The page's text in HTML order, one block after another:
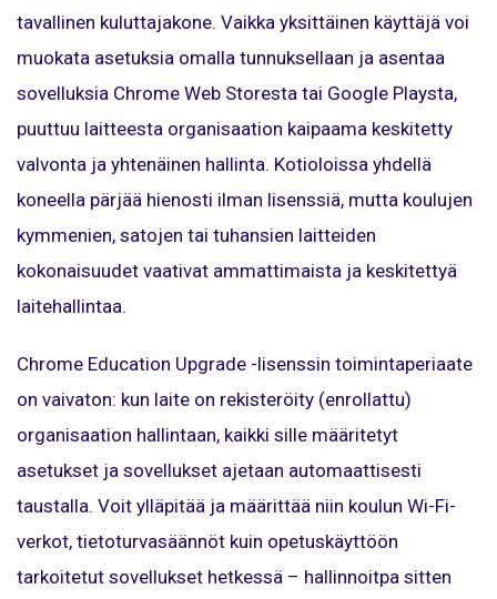
tavallinen kuluttajakone. Vaikka yksittäinen käyttäjä voi
muokata asetuksia omalla tunnuksellaan ja asentaa
sovelluksia Chrome Web Storesta tai Google Playsta,
puuttuu laitteesta organisaation kaipaama keskitetty
valvonta ja yhtenäinen hallinta. Kotioloissa yhdellä
koneella pärjää hienosti ilman lisenssiä, mutta koulujen
kymmenien, satojen tai tuhansien laitteiden
kokonaisuudet vaativat ammattimaista ja keskitettyä
laitehallintaa.
Chrome Education Upgrade -lisenssin toimintaperiaate
on vaivaton: kun laite on rekisteröity (enrollattu)
organisaation hallintaan, kaikki sille määritetyt
asetukset ja sovellukset ajetaan automaattisesti
taustalla. Voit ylläpitää ja määrittää niin koulun Wi-Fi-
verkot, tietoturvasäännöt kuin opetuskäyttöön
tarkoitetut sovellukset hetkessä – hallinnoitpa sitten